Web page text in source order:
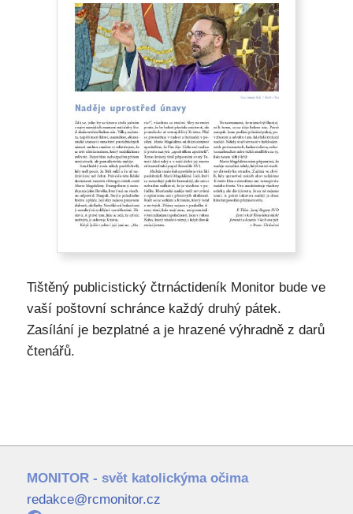
Tištěný publicistický čtrnáctideník Monitor bude ve
vaší poštovní schránce každý druhý pátek.
Zasílání je bezplatné a je hrazené výhradně z darů
čtenářů.
MONITOR - svět katolickýma očima
redakce@rcmonitor.cz